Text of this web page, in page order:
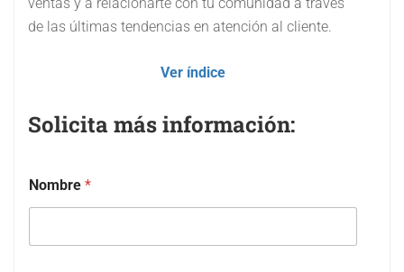
ventas y a relacionarte con tu comunidad a través
de las últimas tendencias en atención al cliente.
Ver índice
Solicita más información:
Nombre *